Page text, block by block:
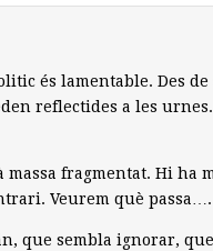
és lamentable. Des de
reflectides a les urnes.
fragmentat. Hi ha
Veurem què passa….
que sembla ignorar,